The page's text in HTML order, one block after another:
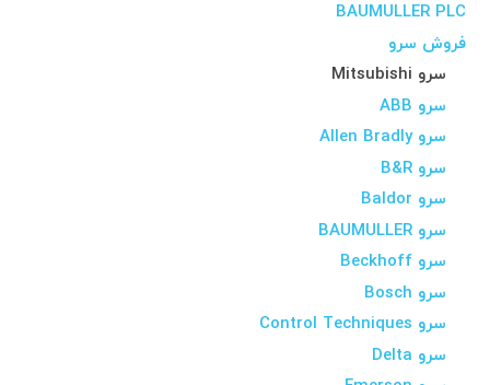
BAUMULLER PLC
فروش سرو
سرو Mitsubishi
سرو ABB
سرو Allen Bradly
سرو B&R
سرو Baldor
سرو BAUMULLER
سرو Beckhoff
سرو Bosch
سرو Control Techniques
سرو Delta